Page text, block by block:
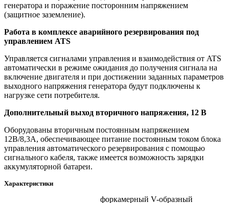
генератора и поражение посторонним напряжением
(защитное заземление).
Работа в комплексе аварийного резервирования под
управлением ATS
Управляется сигналами управления и взаимодействия от ATS
автоматически в режиме ожидания до получения сигнала на
включение двигателя и при достижении заданных параметров
выходного напряжения генератора будут подключены к
нагрузке сети потребителя.
Дополнительный выход вторичного напряжения, 12 В
Оборудованы вторичным постоянным напряжением
12В/8,3А, обеспечивающее питание постоянным током блока
управления автоматического резервирования с помощью
сигнального кабеля, также имеется возможность зарядки
аккумуляторной батареи.
Характеристики
форкамерный V-образный